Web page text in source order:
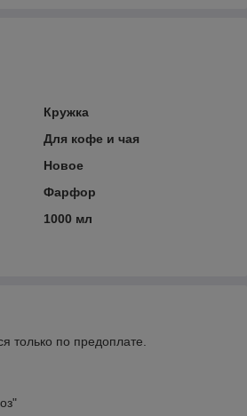
Кружка
Для кофе и чая
Новое
Фарфор
1000 мл
только по предоплате.